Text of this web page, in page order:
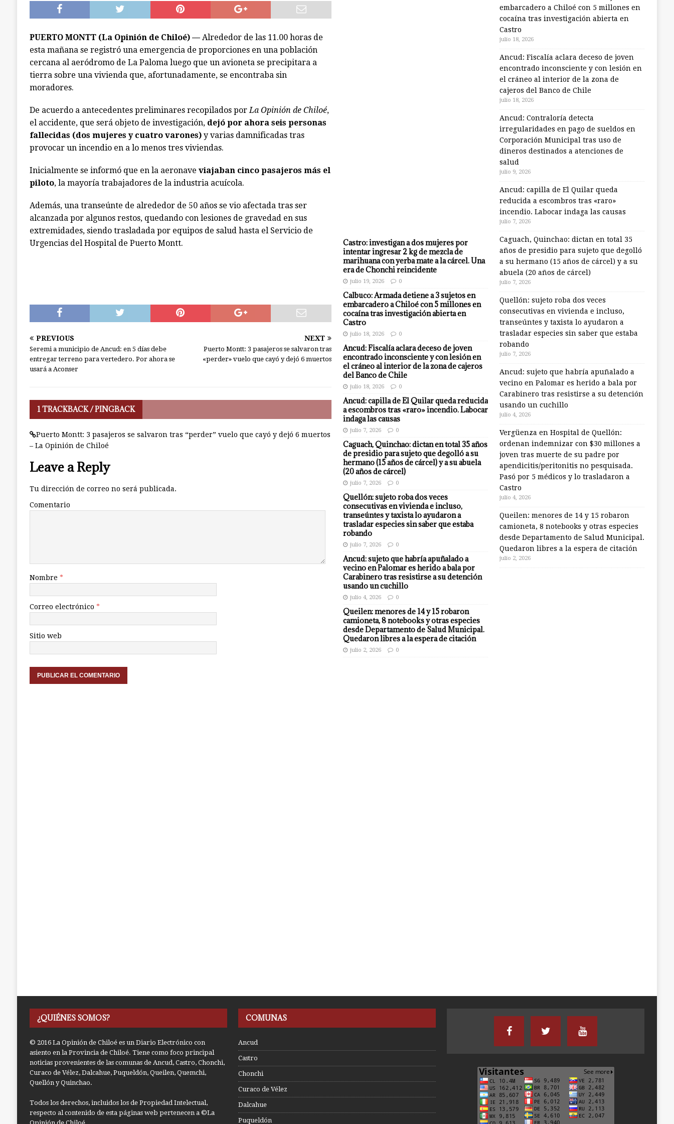
a la cárcel. Una era de Chonchi reincidente
PUERTO MONTT (La Opinión de Chiloé) —Alrededor de las 11.00 horas de
esta mañana se registró una emergencia de proporciones en una población
cercana al aeródromo de La Paloma luego que un avioneta se precipitara a
tierra sobre una vivienda que, afortunadamente, se encontraba sin
moradores.
De acuerdo a antecedentes preliminares recopilados porLa Opinión de Chiloé,
el accidente, que será objeto de investigación, dejó por ahora seis personas
fallecidas (dos mujeres y cuatro varones)y varias damnificadas tras
provocar un incendio en a lo menos tres viviendas.
Inicialmente se informó que en la aeronave viajaban cinco pasajeros más el
piloto, la mayoría trabajadores de la industria acuícola.
Además, una transeúnte de alrededor de 50 años se vio afectada tras ser
alcanzada por algunos restos, quedando con lesiones de gravedad en sus
extremidades, siendo trasladada por equipos de salud hasta el Servicio de
Urgencias del Hospital de Puerto Montt.
PREVIOUS
Seremi a municipio de Ancud: en 5 días debe
entregar terreno para vertedero. Por ahora se
usará a Aconser
NEXT
Puerto Montt: 3 pasajeros se salvaron tras
«perder» vuelo que cayó y dejó 6 muertos
1 TRACKBACK / PINGBACK
Puerto Montt: 3 pasajeros se salvaron tras “perder” vuelo que cayó y dejó 6 muertos
– La Opinión de Chiloé
Leave a Reply
Tu dirección de correo no será publicada.
Comentario
Nombre *
Correo electrónico *
Sitio web
Castro: investigan a dos mujeres por
intentar ingresar 2 kg de mezcla de
marihuana con yerba mate a la cárcel. Una
era de Chonchi reincidente
julio 19, 2026 0
Calbuco: Armada detiene a 3 sujetos en
embarcadero a Chiloé con 5 millones en
cocaína tras investigación abierta en
Castro
julio 18, 2026 0
Ancud: Fiscalía aclara deceso de joven
encontrado inconsciente y con lesión en
el cráneo al interior de la zona de cajeros
del Banco de Chile
julio 18, 2026 0
Ancud: capilla de El Quilar queda reducida
a escombros tras «raro» incendio. Labocar
indaga las causas
julio 7, 2026 0
Caguach, Quinchao: dictan en total 35 años
de presidio para sujeto que degolló a su
hermano (15 años de cárcel) y a su abuela
(20 años de cárcel)
julio 7, 2026 0
Quellón: sujeto roba dos veces
consecutivas en vivienda e incluso,
transeúntes y taxista lo ayudaron a
trasladar especies sin saber que estaba
robando
julio 7, 2026 0
Ancud: sujeto que habría apuñalado a
vecino en Palomar es herido a bala por
Carabinero tras resistirse a su detención
usando un cuchillo
julio 4, 2026 0
Queilen: menores de 14 y 15 robaron
camioneta, 8 notebooks y otras especies
desde Departamento de Salud Municipal.
Quedaron libres a la espera de citación
julio 2, 2026 0
embarcadero a Chiloé con 5 millones en
cocaína tras investigación abierta en
Castro
julio 18, 2026
Ancud: Fiscalía aclara deceso de joven
encontrado inconsciente y con lesión en
el cráneo al interior de la zona de
cajeros del Banco de Chile
julio 18, 2026
Ancud: Contraloría detecta
irregularidades en pago de sueldos en
Corporación Municipal tras uso de
dineros destinados a atenciones de
salud
julio 9, 2026
Ancud: capilla de El Quilar queda
reducida a escombros tras «raro»
incendio. Labocar indaga las causas
julio 7, 2026
Caguach, Quinchao: dictan en total 35
años de presidio para sujeto que degolló
a su hermano (15 años de cárcel) y a su
abuela (20 años de cárcel)
julio 7, 2026
Quellón: sujeto roba dos veces
consecutivas en vivienda e incluso,
transeúntes y taxista lo ayudaron a
trasladar especies sin saber que estaba
robando
julio 7, 2026
Ancud: sujeto que habría apuñalado a
vecino en Palomar es herido a bala por
Carabinero tras resistirse a su detención
usando un cuchillo
julio 4, 2026
Vergüenza en Hospital de Quellón:
ordenan indemnizar con $30 millones a
joven tras muerte de su padre por
apendicitis/peritonitis no pesquisada.
Pasó por 5 médicos y lo trasladaron a
Castro
julio 4, 2026
Queilen: menores de 14 y 15 robaron
camioneta, 8 notebooks y otras especies
desde Departamento de Salud Municipal.
Quedaron libres a la espera de citación
julio 2, 2026
¿QUIÉNES SOMOS?
© 2016 La Opinión de Chiloé es un Diario Electrónico con
asiento en la Provincia de Chiloé. Tiene como foco principal
noticias provenientes de las comunas de Ancud, Castro, Chonchi,
Curaco de Vélez, Dalcahue, Puqueldón, Queilen, Quemchi,
Quellón y Quinchao.
Todos los derechos, incluidos los de Propiedad Intelectual,
respecto al contenido de esta páginas web pertenecen a ©La
COMUNAS
Ancud
Castro
Chonchi
Curaco de Vélez
Dalcahue
Puqueldón